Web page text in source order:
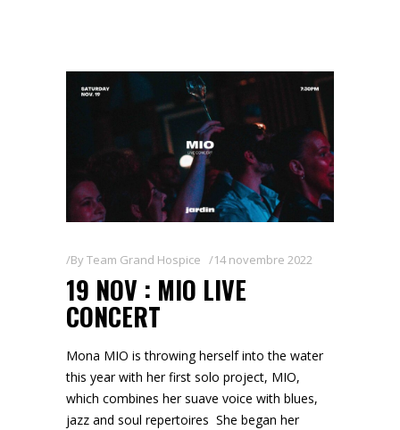
ByTeam Grand Hospice 14 novembre 2022
19 NOV : MIO LIVE
CONCERT
Mona MIO is throwing herself into the water
this year with her first solo project, MIO,
which combines her suave voice with blues,
jazz and soul repertoires She began her